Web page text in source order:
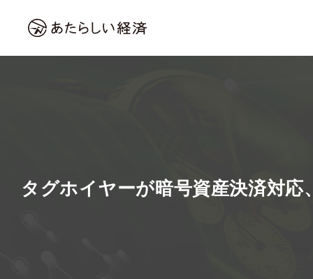
タグホイヤーが暗号資産決済対